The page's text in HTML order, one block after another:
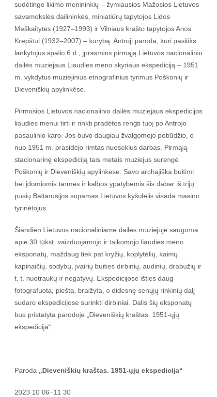
sudėtingo likimo menininkių – žymiausios Mažosios Lietuvos
savamokslės dailininkės, miniatiūrų tapytojos Lidos
Meškaitytės (1927–1993) ir Vilniaus krašto tapytojos Anos
Krepštul (1932–2007) – kūrybą. Antroji paroda, kuri pasitiks
lankytojus spalio 6 d., įprasmins pirmąją Lietuvos nacionalinio
dailės muziejaus Liaudies meno skyriaus ekspediciją – 1951
m. vykdytus muziejinius etnografinius tyrimus Poškonių ir
Dieveniškių apylinkėse.
Pirmosios Lietuvos nacionalinio dailės muziejaus ekspedicijos
liaudies menui tirti ir rinkti pradėtos rengti tuoj po Antrojo
pasaulinio karo. Jos buvo daugiau žvalgomojo pobūdžio, o
nuo 1951 m. prasidėjo rimtas nuoseklus darbas. Pirmąją
stacionarinę ekspediciją tais metais muziejus surengė
Poškonių ir Dieveniškių apylinkėse. Savo archajiška buitimi
bei įdomiomis tarmės ir kalbos ypatybėmis šis dabar iš trijų
pusių Baltarusijos supamas Lietuvos kyšulėlis visada masino
tyrinėtojus.
Šiandien Lietuvos nacionaliniame dailės muziejuje saugoma
apie 30 tūkst. vaizduojamojo ir taikomojo liaudies meno
eksponatų, maždaug tiek pat kryžių, koplytėlių, kaimų
kapinaičių, sodybų, įvairių buities dirbinių, audinių, drabužių ir
t. t. nuotraukų ir negatyvų. Ekspedicijose išties daug
fotografuota, piešta, braižyta, o didesnę senųjų rinkinių dalį
sudaro ekspedicijose surinkti dirbiniai. Dalis šių eksponatų
bus pristatyta parodoje „Dieveniškių kraštas. 1951-ųjų
ekspedicija“.
Paroda „Dieveniškių kraštas. 1951-ųjų ekspedicija“
2023 10 06–11 30